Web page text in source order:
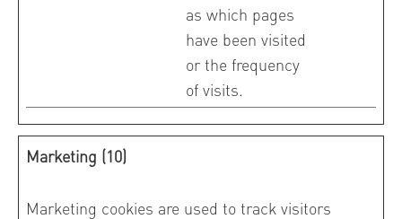
as which pages
have been visited
or the frequency
of visits.
Marketing (10)
Marketing cookies are used to track visitors